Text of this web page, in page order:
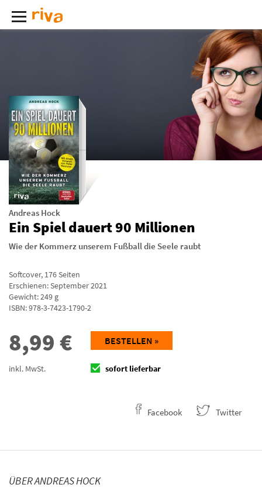
Andreas Hock
Ein Spiel dauert 90 Millionen
Wie der Kommerz unserem Fußball die Seele raubt
Softcover, 176Seiten
Erschienen: September 2021
Gewicht: 249 g
ISBN:978-3-7423-1790-2
8,99 €
inkl. MwSt.
BESTELLEN »
sofort lieferbar
Facebook Twitter
ÜBER ANDREAS HOCK